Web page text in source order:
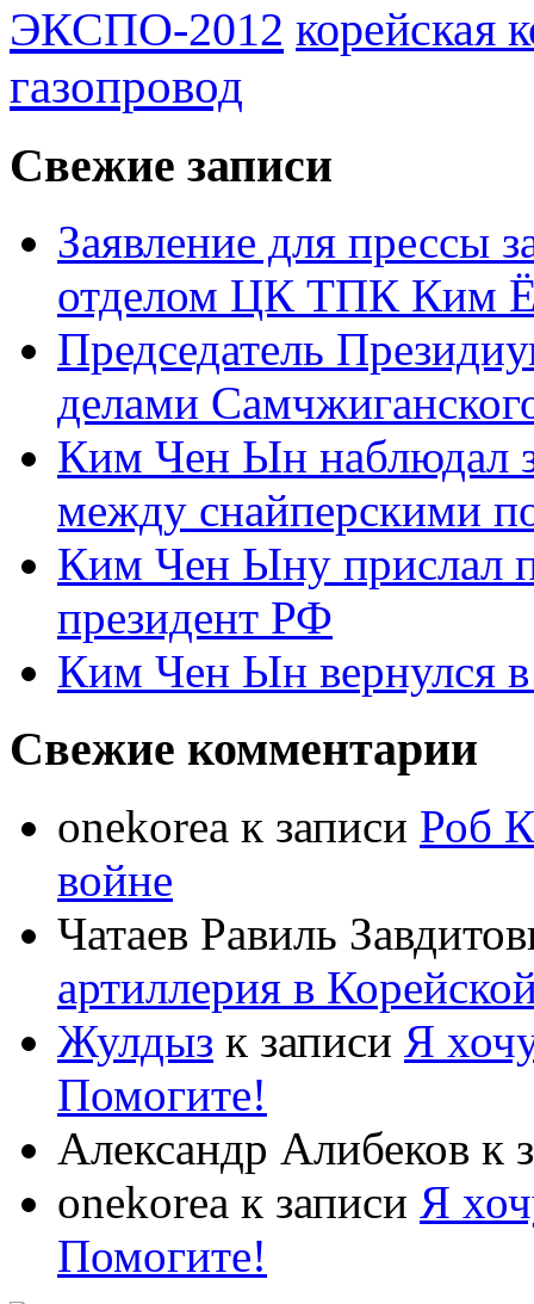
ЭКСПО-2012 корейская
газопровод
Свежие записи
Заявление для прессы
отделом ЦК ТПК Ким
Председатель
делами
Ким Чен Ын наблюдал
между снайперскими
Ким Чен Ыну прислал
президент РФ
Ким Чен Ын вернулся
Свежие комментарии
onekorea к записи Роб
войне
Чатаев Равиль
артиллерия в
Жулдыз к записи Я
Помогите!
Александр Алибеков к
onekorea к записи Я
Помогите!